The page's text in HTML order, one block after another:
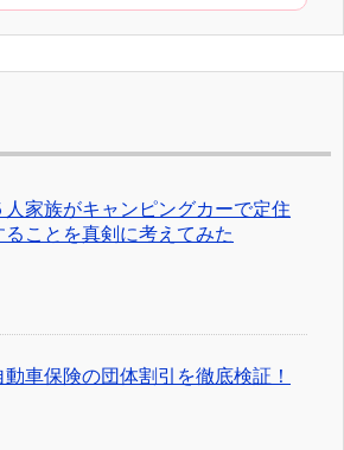
人家族がキャンピングカーで定住
ることを真剣に考えてみた
動車保険の団体割引を徹底検証！